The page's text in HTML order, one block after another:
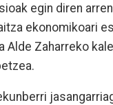
egin diren
ekonomikoari
Alde Zaharreko